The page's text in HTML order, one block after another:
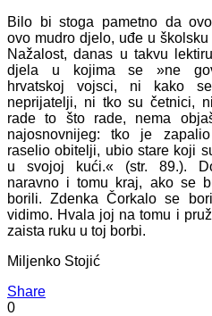
Bilo bi stoga pametno da
ovo mudro djelo, uđe u školsku
Nažalost, danas u takvu
djela u kojima se »ne
hrvatskoj vojsci, ni kako
neprijatelji, ni tko su četnici,
rade to što rade, nema
najosnovnijeg: tko je
raselio obitelji, ubio stare koji
u svojoj kući.« (str. 89.).
naravno i tomu kraj, ako se
borili. Zdenka Čorkalo se
vidimo. Hvala joj na tomu i
zaista ruku u toj borbi.
Miljenko Stojić
Share
0